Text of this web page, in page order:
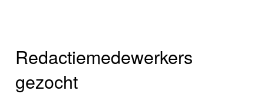
Redactiemedewerkers
gezocht